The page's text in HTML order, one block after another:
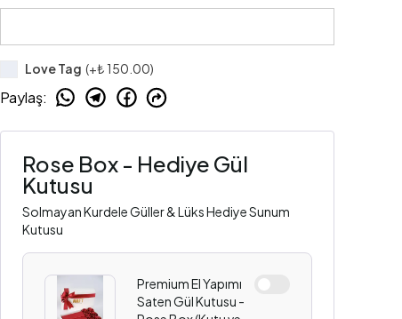
Love Tag (+₺ 150.00)
Paylaş:
Rose Box - Hediye Gül
Kutusu
Solmayan Kurdele Güller & Lüks Hediye Sunum
Kutusu
Premium El Yapımı
Saten Gül Kutusu -